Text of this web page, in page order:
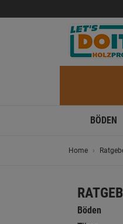
BÖDEN
Home
Böden